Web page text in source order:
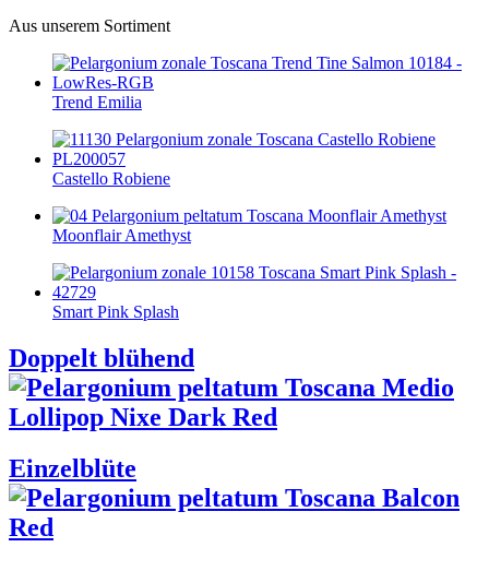
Aus unserem Sortiment
Trend Emilia
Castello Robiene
Moonflair Amethyst
Smart Pink Splash
Doppelt blühend
Einzelblüte